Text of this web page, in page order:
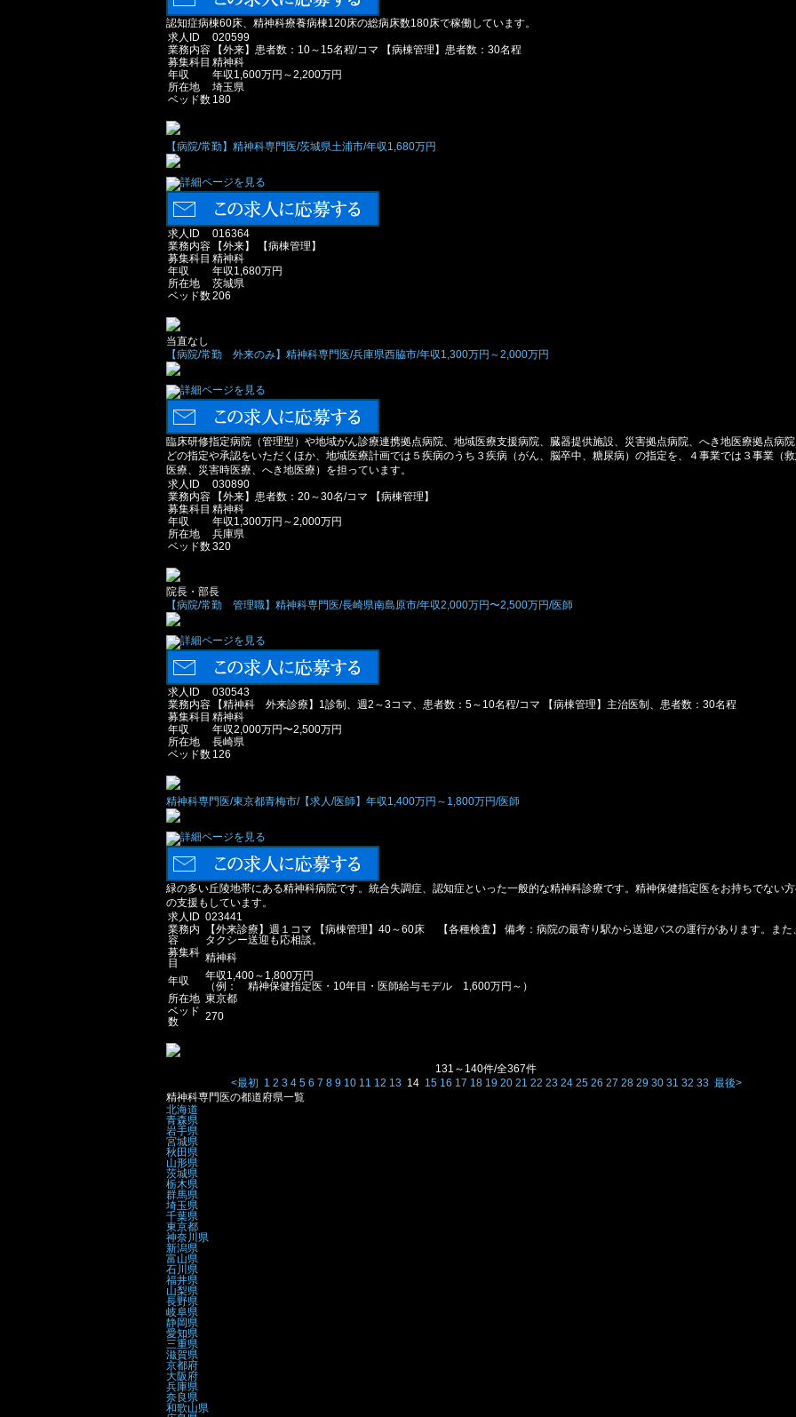
認知症病棟60床、精神科療養病棟120床の総病床数180床で稼働しています。
求人ID
020599
業務内容
【外来】患者数：10～15名程/コマ 【病棟管理】患者数：30名程
募集科目 精神科
年収
年収1,600万円～2,200万円
所在地
埼玉県
ベッド数 180
【病院/常勤】精神科専門医/茨城県土浦市/年収1,680万円
求人ID
016364
業務内容
【外来】 【病棟管理】
募集科目 精神科
年収
年収1,680万円
所在地
茨城県
ベッド数206
当直なし
【病院/常勤 外来のみ】精神科専門医/兵庫県西脇市/年収1,300万円～2,000万円
臨床研修指定病院（管理型）や地域がん診療連携拠点病院、地域医療支援病院、臓器提供施設、災害拠点病院、へき地医療拠点病
どの指定や承認をいただくほか、地域医療計画では５疾病のうち３疾病（がん、脳卒中、糖尿病）の指定を、４事業では３事業（
医療、災害時医療、へき地医療）を担っています。
求人ID
030890
業務内容
【外来】患者数：20～30名/コマ 【病棟管理】
募集科目 精神科
年収
年収1,300万円～2,000万円
所在地
兵庫県
ベッド数320
院長・部長
【病院/常勤 管理職】精神科専門医/長崎県南島原市/年収2,000万円〜2,500万円/医師
求人ID
030543
業務内容
【精神科 外来診療】1診制、週2～3コマ、患者数：5～10名程/コマ 【病棟管理】主治医制、患者数：30名程
募集科目 精神科
年収
年収2,000万円〜2,500万円
所在地
長崎県
ベッド数 126
精神科専門医/東京都青梅市/【求人/医師】年収1,400万円～1,800万円/医師
緑の多い丘陵地帯にある精神科病院です。統合失調症、認知症といった一般的な精神科診療です。精神保健指定医をお持ちでない
の支援もしています。
求人ID 023441
業務内
容
【外来診療】週１コマ 【病棟管理】40～60床 【各種検査】 備考：病院の最寄り駅から送迎バスの運行があります。また
タクシー送迎も応相談。
募集科
目
精神科
年収
年収1,400～1,800万円
（例： 精神保健指定医・10年目・医師給与モデル 1,600万円～）
所在地 東京都
ベッド
数
270
131～140件/全367件
<最初 1 2 3 4 5 6 7 8 9 10 11 12 13 14 15 16 17 18 19 20 21 22 23 24 25 26 27 28 29 30 31 32 33 最後>
精神科専門医の都道府県一覧
北海道
青森県
岩手県
宮城県
秋田県
山形県
茨城県
栃木県
群馬県
埼玉県
千葉県
東京都
神奈川県
新潟県
富山県
石川県
福井県
山梨県
長野県
岐阜県
静岡県
愛知県
三重県
滋賀県
京都府
大阪府
兵庫県
奈良県
和歌山県